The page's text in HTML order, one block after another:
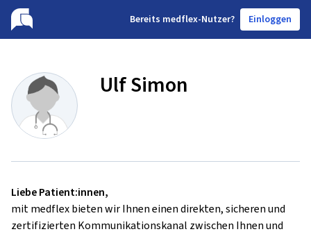
Bereits medflex-Nutzer? Einloggen
Ulf Simon
Liebe Patient:innen,
mit medflex bieten wir Ihnen einen direkten, sicheren und
zertifizierten Kommunikationskanal zwischen Ihnen und